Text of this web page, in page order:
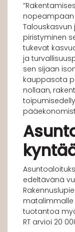
nopeampaan
piristyminen
tukevat
ja
sen sijaan
kauppasota
nollaan,
edeltävänä
tuotantoa
RT arvioi 20